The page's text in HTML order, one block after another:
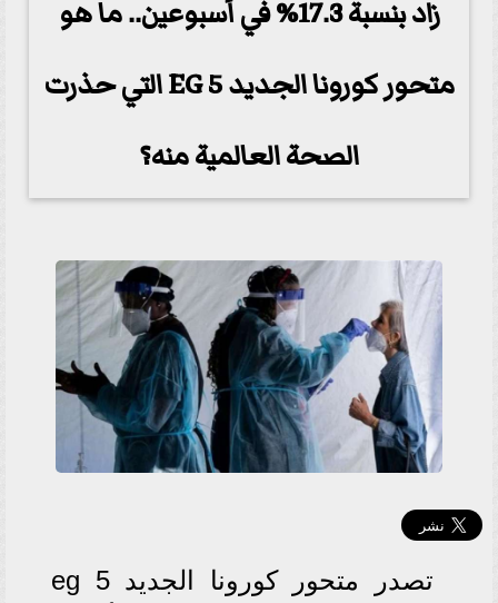
زاد بنسبة 17.3% في أسبوعين.. ما هو
متحور كورونا الجديد EG 5 التي حذرت
الصحة العالمية منه؟
تصدر متحور كورونا الجديد eg 5